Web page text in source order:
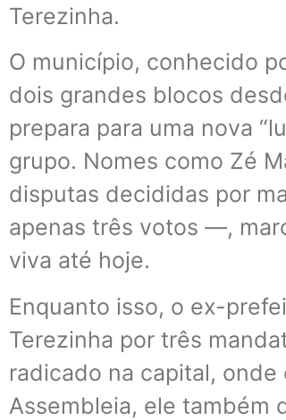
Terezinha.
O município, conhecido
dois grandes blocos
prepara para uma nova
grupo. Nomes como Zé
disputas decididas por
apenas três votos —,
viva até hoje.
Enquanto isso, o ex-
Terezinha por três
radicado na capital,
Assembleia, ele